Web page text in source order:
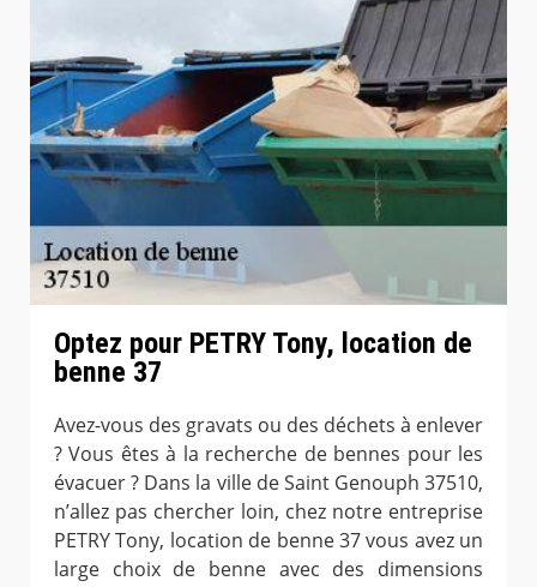
Optez pour PETRY Tony, location de
benne 37
Avez-vous des gravats ou des déchets à enlever
? Vous êtes à la recherche de bennes pour les
évacuer ? Dans la ville de Saint Genouph 37510,
n’allez pas chercher loin, chez notre entreprise
PETRY Tony, location de benne 37 vous avez un
large choix de benne avec des dimensions